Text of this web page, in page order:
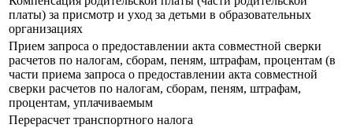
платы) за присмотр и уход за детьми в образовательных
организациях
Прием запроса о предоставлении акта совместной сверки
расчетов по налогам, сборам, пеням, штрафам, процентам (в
части приема запроса о предоставлении акта совместной
сверки расчетов по налогам, сборам, пеням, штрафам,
процентам, уплачиваемым
Перерасчет транспортного налога